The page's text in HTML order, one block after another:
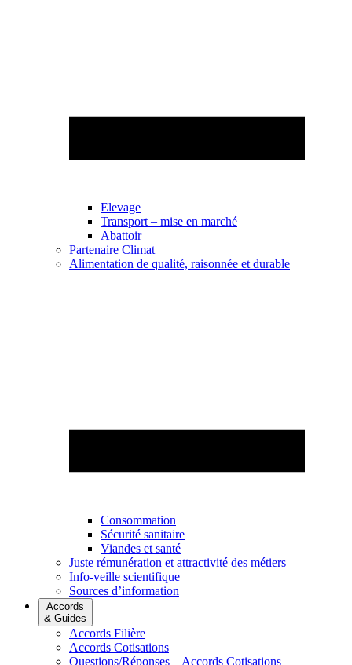
Elevage
Transport – mise en marché
Abattoir
Partenaire Climat
Alimentation de qualité, raisonnée et durable
Consommation
Sécurité sanitaire
Viandes et santé
Juste rémunération et attractivité des métiers
Info-veille scientifique
Sources d’information
Accords
& Guides
Accords Filière
Accords Cotisations
Questions/Réponses – Accords Cotisations